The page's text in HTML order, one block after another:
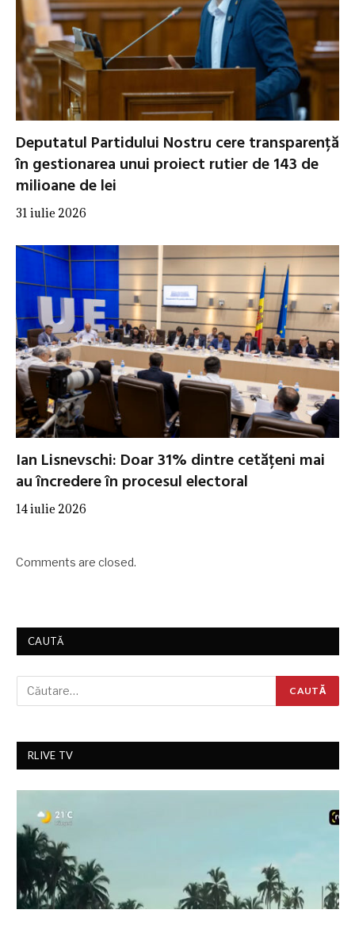
Deputatul Partidului Nostru cere transparență
în gestionarea unui proiect rutier de 143 de
milioane de lei
31 iulie 2026
Ian Lisnevschi: Doar 31% dintre cetățeni mai
au încredere în procesul electoral
14 iulie 2026
Comments are closed.
CAUTĂ
RLIVE TV